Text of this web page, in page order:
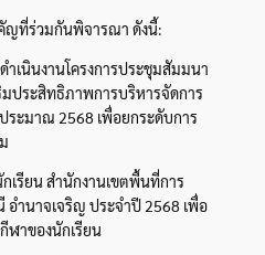
ญที่ร่วมกันพิจารณา ดังนี้:
เนินงานโครงการประชุมสัมมนา
ประสิทธิภาพการบริหารจัดการ
ะมาณ 2568 เพื่อยกระดับการ
เรียน สำนักงานเขตพื้นที่การ
ำนาจเจริญ ประจำปี 2568 เพื่อ
ฬาของนักเรียน